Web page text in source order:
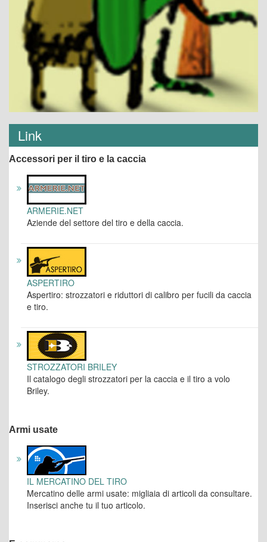
Link
Accessori per il tiro e la caccia
ARMERIE.NET
Aziende del settore del tiro e della caccia.
ASPERTIRO
Aspertiro: strozzatori e riduttori di calibro per fucili da caccia
e tiro.
STROZZATORI BRILEY
Il catalogo degli strozzatori per la caccia e il tiro a volo
Briley.
Armi usate
IL MERCATINO DEL TIRO
Mercatino delle armi usate: migliaia di articoli da consultare.
Inserisci anche tu il tuo articolo.